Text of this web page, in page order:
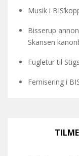
Musik i
Bisserup
Skansen
Fugletur til
Fernisering i